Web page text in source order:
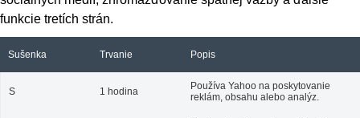
funkcie tretích strán.
Sušenka Trvanie Popis
S 1 hodina
Používa Yahoo na poskytovanie
reklám, obsahu alebo analýz.